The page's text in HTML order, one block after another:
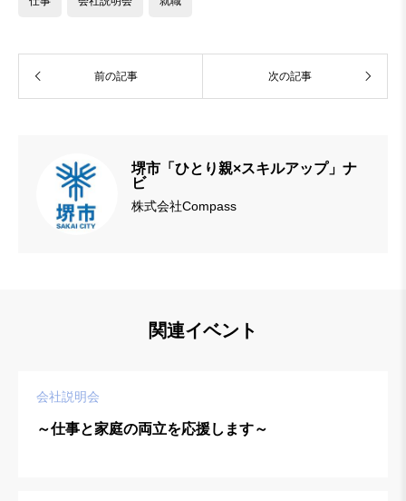
前の記事 次の記事
堺市「ひとり親×スキルアップ」ナ
ビ
株式会社Compass
関連イベント
会社説明会
～仕事と家庭の両立を応援します～